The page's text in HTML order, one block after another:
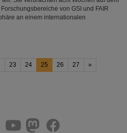
von GSI und FAIR
an einem internationalen
23 24 25 26 27 »